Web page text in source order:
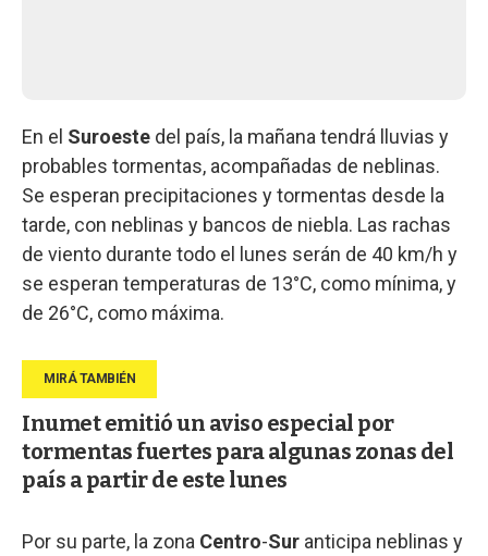
En el Suroeste del país, la mañana tendrá lluvias y
probables tormentas, acompañadas de neblinas.
Se esperan precipitaciones y tormentas desde la
tarde, con neblinas y bancos de niebla. Las rachas
de viento durante todo el lunes serán de 40 km/h y
se esperan temperaturas de 13°C, como mínima, y
de 26°C, como máxima.
Inumet emitió un aviso especial por
tormentas fuertes para algunas zonas del
país a partir de este lunes
Por su parte, la zona Centro-Sur anticipa neblinas y